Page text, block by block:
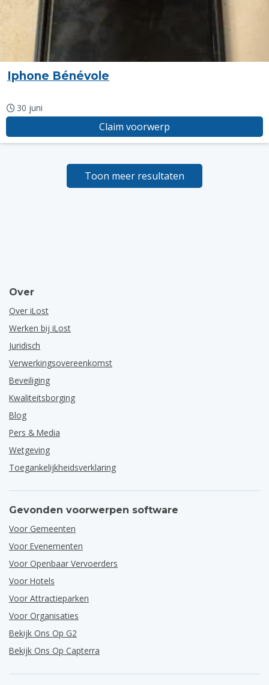
Iphone Bénévole
30 juni
Claim voorwerp
Toon meer resultaten
Over
Over iLost
Werken bij iLost
Juridisch
Verwerkingsovereenkomst
Beveiliging
Kwaliteitsborging
Blog
Pers & Media
Wetgeving
Toegankelijkheidsverklaring
Gevonden voorwerpen software
Voor Gemeenten
Voor Evenementen
Voor Openbaar Vervoerders
Voor Hotels
Voor Attractieparken
Voor Organisaties
Bekijk Ons Op G2
Bekijk Ons Op Capterra